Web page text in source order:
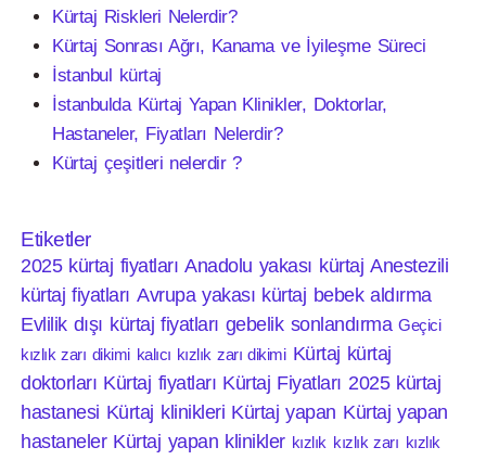
Kürtaj Riskleri Nelerdir?
Kürtaj Sonrası Ağrı, Kanama ve İyileşme Süreci
İstanbul kürtaj
İstanbulda Kürtaj Yapan Klinikler, Doktorlar,
Hastaneler, Fiyatları Nelerdir?
Kürtaj çeşitleri nelerdir ?
Etiketler
2025 kürtaj fiyatları Anadolu yakası kürtaj Anestezili
kürtaj fiyatları Avrupa yakası kürtaj bebek aldırma
Evlilik dışı kürtaj fiyatları gebelik sonlandırma Geçici
kızlık zarı dikimi kalıcı kızlık zarı dikimi Kürtaj kürtaj
doktorları Kürtaj fiyatları Kürtaj Fiyatları 2025 kürtaj
hastanesi Kürtaj klinikleri Kürtaj yapan Kürtaj yapan
hastaneler Kürtaj yapan klinikler kızlık kızlık zarı kızlık